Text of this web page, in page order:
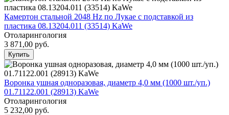
Камертон стальной 2048 Hz по Лукае с подставкой из
пластика 08.13204.011 (33514) KaWe
Отоларингология
3 871,00 руб.
Купить
Воронка ушная одноразовая, диаметр 4,0 мм (1000 шт./уп.)
01.71122.001 (28913) KaWe
Отоларингология
5 232,00 руб.